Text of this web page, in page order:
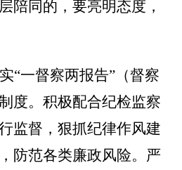
陪同的，要亮明态度，
“一督察两报告”（督察
度。积极配合纪检监察
监督，狠抓纪律作风建
防范各类廉政风险。严